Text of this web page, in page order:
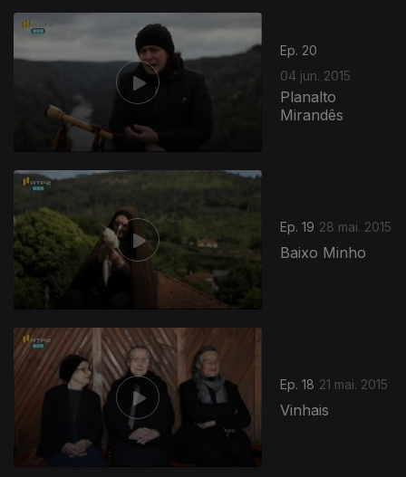
Ep. 20
04 jun. 2015
Planalto
Mirandês
Ep. 19 28 mai. 2015
Baixo Minho
Ep. 18 21 mai. 2015
Vinhais
195854